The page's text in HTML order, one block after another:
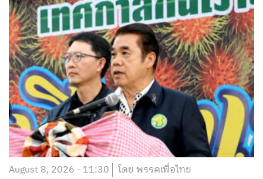
August 8, 2026 - 11:30 โดย พรรคเพื่อไทย